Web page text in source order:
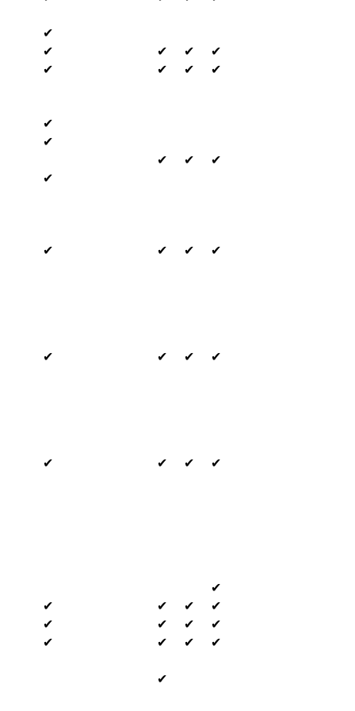
✔
✔ ✔ ✔
✔
✔ ✔ ✔
✔
✔
✔
✔ ✔
✔
✔
✔ ✔ ✔
✔
✔ ✔ ✔
✔
✔ ✔ ✔
✔
✔
✔ ✔ ✔
✔
✔ ✔ ✔
✔
✔ ✔ ✔
✔
✔